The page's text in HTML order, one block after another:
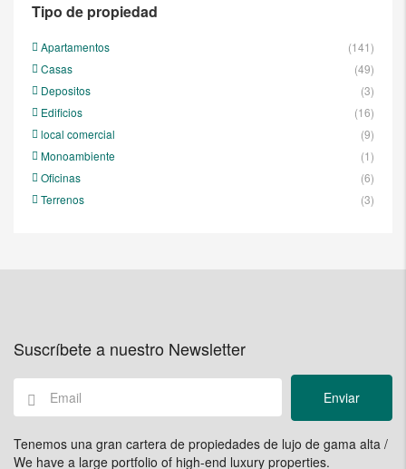
Tipo de propiedad
Apartamentos
(141)
Casas
(49)
Depositos
(3)
Edificios
(16)
local comercial
(9)
Monoambiente
(1)
Oficinas
(6)
Terrenos
(3)
Suscríbete a nuestro Newsletter
Enviar
Tenemos una gran cartera de propiedades de lujo de gama alta /
We have a large portfolio of high-end luxury properties.